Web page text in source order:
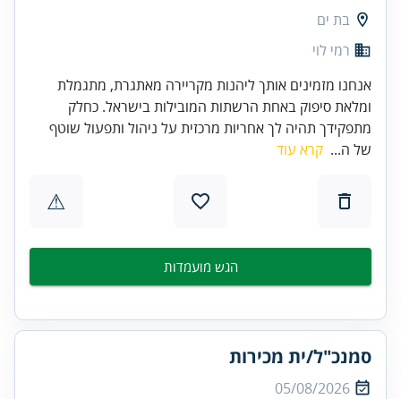
בת ים
רמי לוי
אנחנו מזמינים אותך ליהנות מקריירה מאתגרת, מתגמלת
ומלאת סיפוק באחת הרשתות המובילות בישראל. כחלק
מתפקידך תהיה לך אחריות מרכזית על ניהול ותפעול שוטף
של ה... קרא עוד
⚠
הגש מועמדות
סמנכ"ל/ית מכירות
05/08/2026